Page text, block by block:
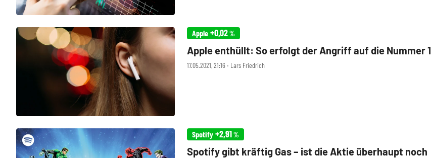
Apple +0,02%
17.05.2021, 21:16 ‧ Lars Friedrich
Apple enthüllt: So erfolgt der Angriff auf die Nummer 1
Spotify +2,91%
Spotify gibt kräftig Gas – ist die Aktie überhaupt noch